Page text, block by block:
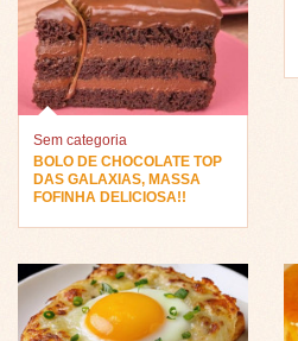
Sem categoria
BOLO DE CHOCOLATE TOP
DAS GALAXIAS, MASSA
FOFINHA DELICIOSA!!